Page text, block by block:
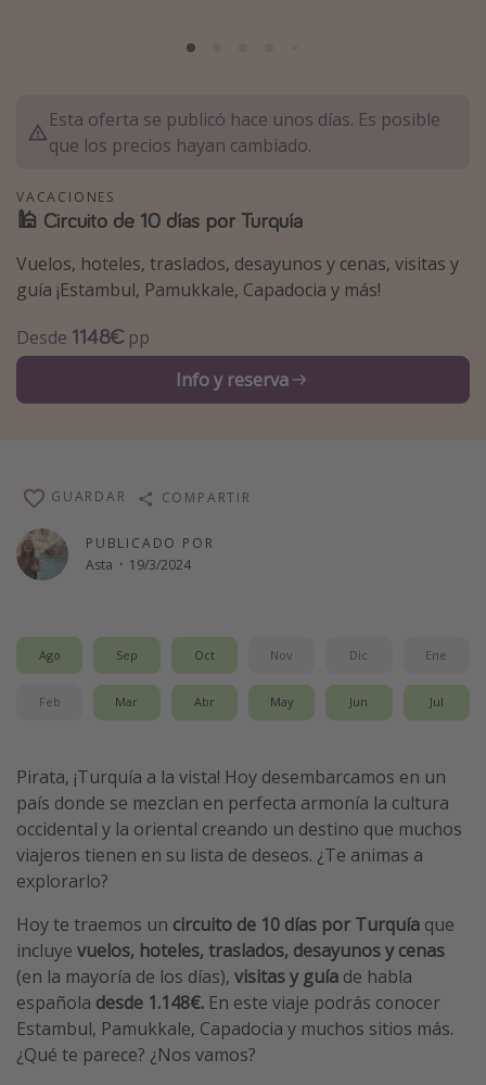
Tailandia
Albania
Inspiración para viajes
Camping
Glamping
Viajar sola como mujer
Vacaciones de Playa
Viajes para singles
Escapadas románticas
Más temas
Trabajar en el extranjero
Cruceros por el Mediterráneo
Guía de equipaje de mano
Parques de atracciones
Viaja con musicales
El Rey León el musical
Harry Potter en Londres y otros destinos
Eventos deportivos
Esta oferta se publicó hace unos días. Es posible
que los precios hayan cambiado.
VACACIONES
🕌 Circuito de 10 días por Turquía
Vuelos, hoteles, traslados, desayunos y cenas, visitas y
guía ¡Estambul, Pamukkale, Capadocia y más!
Desde 1148€ pp
Info y reserva
PUBLICADO POR
Asta · 19/3/2024
GUARDAR COMPARTIR
Ago Sep Oct Nov Dic Ene
Feb Mar Abr May Jun Jul
Pirata, ¡Turquía a la vista! Hoy desembarcamos en un
país donde se mezclan en perfecta armonía la cultura
occidental y la oriental creando un destino que muchos
viajeros tienen en su lista de deseos. ¿Te animas a
explorarlo?
Hoy te traemos un circuito de 10 días por Turquía que
incluye vuelos, hoteles, traslados, desayunos y cenas
(en la mayoría de los días), visitas y guía de habla
española desde 1.148€. En este viaje podrás conocer
Estambul, Pamukkale, Capadocia y muchos sitios más.
¿Qué te parece? ¿Nos vamos?